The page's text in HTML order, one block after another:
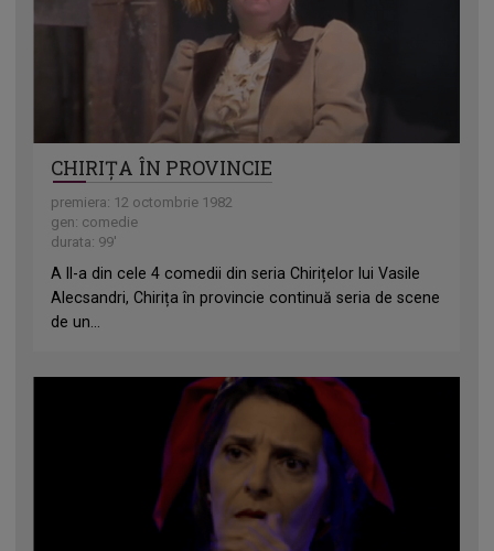
CHIRIȚA ÎN PROVINCIE
premiera: 12 octombrie 1982
gen: comedie
durata: 99'
A II-a din cele 4 comedii din seria Chirițelor lui Vasile
Alecsandri, Chirița în provincie continuă seria de scene
de un...